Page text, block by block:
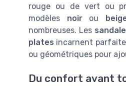
rouge ou de vert ou
modèles noirou
nombreuses. Les
plates incarnent
ou géométriques pour
Du confort avant